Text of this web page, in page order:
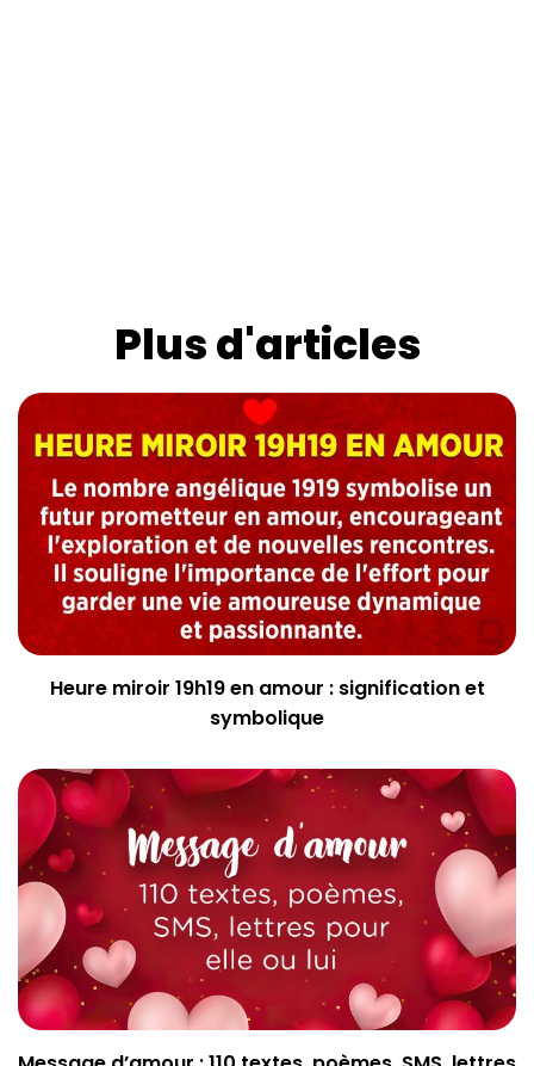
Plus d'articles
Heure miroir 19h19 en amour : signification et
symbolique